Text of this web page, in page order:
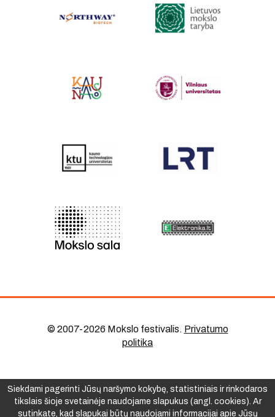
© 2007-2026 Mokslo festivalis. Privatumo
politika
Siekdami pagerinti Jūsų naršymo kokybę, statistiniais ir rinkodaros
tikslais šioje svetainėje naudojame slapukus (angl. cookies). Ar
sutinkate, kad slapukai būtų naudojami informacijai apie Jūsų